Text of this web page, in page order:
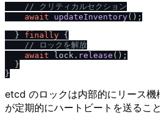
// クリティカルセクション
await
updateInventory();
  }
finally {
// ロックを解放
await lock. release ();
  }
etcd のロックは内部的にリース機
が定期的にハートビートを送るこ